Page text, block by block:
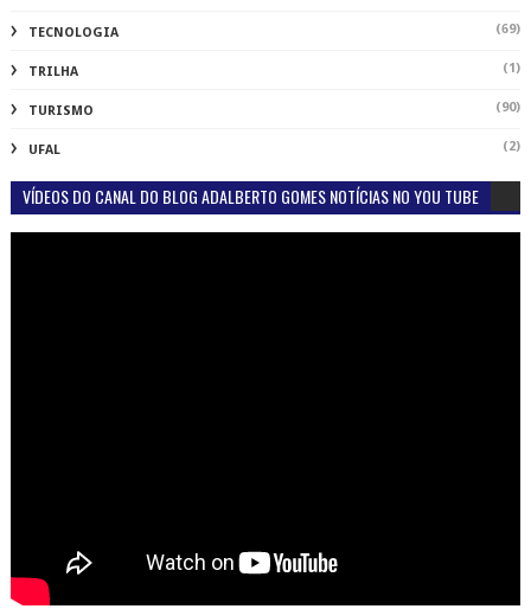
TECNOLOGIA (69)
TRILHA (1)
TURISMO (90)
UFAL (2)
VÍDEOS DO CANAL DO BLOG ADALBERTO GOMES NOTÍCIAS NO YOU TUBE